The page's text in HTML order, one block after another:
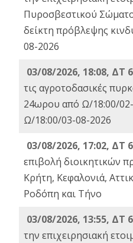
Πυροσβεστικού
δείκτη πρόβλεψης
08-2026
03/08/2026, 18:08, ΔΤ
τις αγροτοδασικές
24ωρου από Ω/18:00/
Ω/18:00/03-08-2026
03/08/2026, 17:02, ΔΤ
επιβολή διοικητικών
Κρήτη, Κεφαλονιά,
Ροδόπη και Τήνο
03/08/2026, 13:55, ΔΤ
την επιχειρησιακή